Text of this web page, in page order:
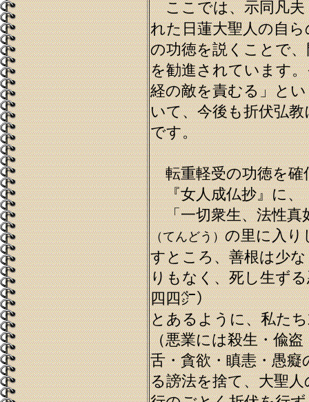
ここでは、示同凡夫
れた日蓮大聖人の自
の功徳を説くことで
を勧進されています
経の敵を責むる」と
いて、今後も折伏弘
です。
転重軽受の功徳を確
『女人成仏抄』に、
「一切衆生、法性真
（てんどう）の里に入り
すところ、善根は少
りもなく、死し生ず
四四㌻）
とあるように、私た
（悪業には殺生・偸盗
舌・貪欲・瞋恚・愚
る謗法を捨て、大聖